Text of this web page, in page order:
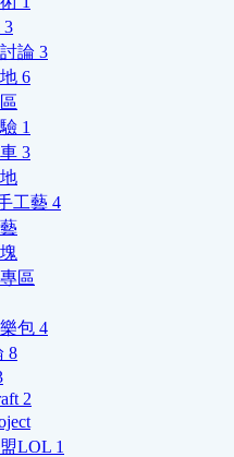
3
論 3
6
1
3
工藝 4
區
包 4
8
2
LOL 1